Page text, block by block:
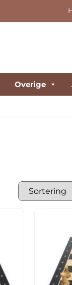
Overige